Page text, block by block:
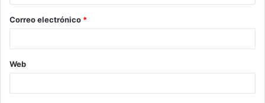
*
Correo electrónico *
Web